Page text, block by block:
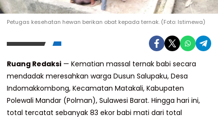
Petugas kesehatan hewan berikan obat kepada ternak. (Foto: Istimewa)
Ruang Redaksi — Kematian massal ternak babi secara
mendadak meresahkan warga Dusun Salupaku, Desa
Indomakkombong, Kecamatan Matakali, Kabupaten
Polewali Mandar (Polman), Sulawesi Barat. Hingga hari ini,
total tercatat sebanyak 83 ekor babi mati dari total